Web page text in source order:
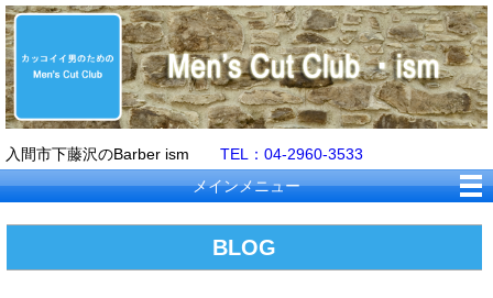
入間市下藤沢のBarber ism TEL：04-2960-3533
メインメニュー
BLOG